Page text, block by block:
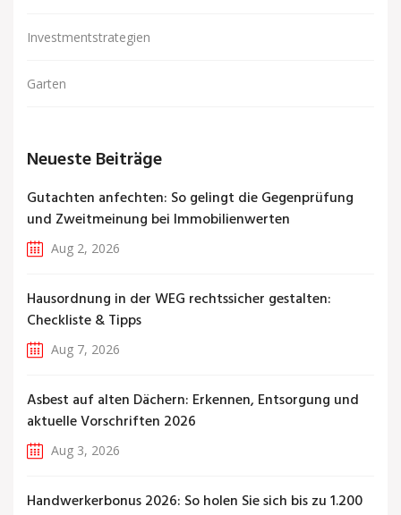
Investmentstrategien
Garten
Neueste Beiträge
Gutachten anfechten: So gelingt die Gegenprüfung
und Zweitmeinung bei Immobilienwerten
Aug 2, 2026
Hausordnung in der WEG rechtssicher gestalten:
Checkliste & Tipps
Aug 7, 2026
Asbest auf alten Dächern: Erkennen, Entsorgung und
aktuelle Vorschriften 2026
Aug 3, 2026
Handwerkerbonus 2026: So holen Sie sich bis zu 1.200